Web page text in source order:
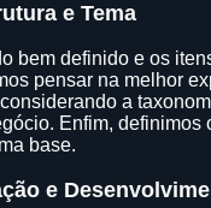
e Tema
bem definido e os
pensar na melhor
a
Enfim, definimos
base.
e